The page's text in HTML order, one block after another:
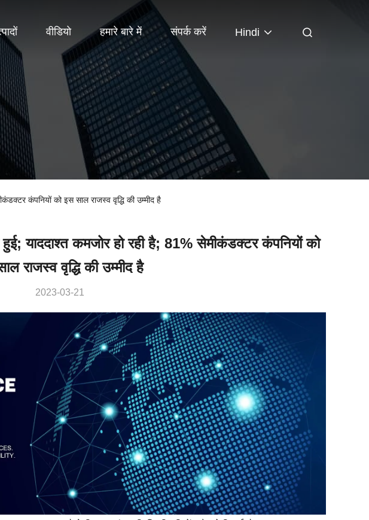
वीडियो हमारे बारे में संपर्क करें Hindi
कंपनियों को इस साल राजस्व वृद्धि की उम्मीद है
याददाश्त कमजोर हो रही है; 81% सेमीकंडक्टर कंपनियों को
राजस्व वृद्धि की उम्मीद है
2023-03-21